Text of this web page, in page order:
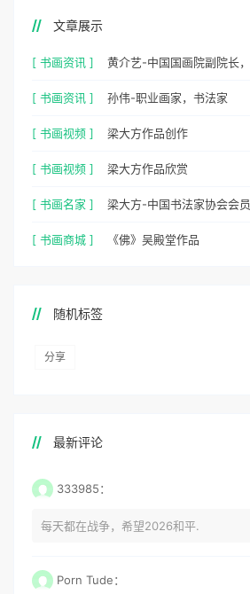
文章展示
[ 书画资讯 ]
[ 书画资讯 ] 孙伟-职业画家，书法家
[ 书画视频 ] 梁大方作品创作
[ 书画视频 ] 梁大方作品欣赏
[ 书画名家 ] 梁大方-中国书法家协会会员
[ 书画商城 ] 《佛》吴殿堂作品
随机标签
分享
最新评论
333985：
每天都在战争，希望2026和平.
Porn Tude：